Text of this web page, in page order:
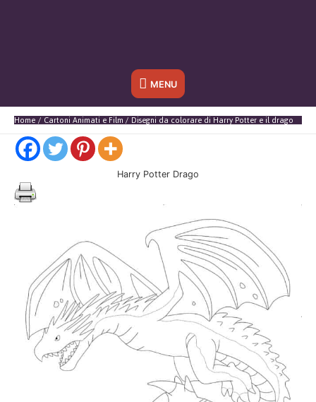
Sotto
l'header
MENU
Home Cartoni Animati e Film Disegni da colorare di Harry Potter e il drago
Harry Potter Drago